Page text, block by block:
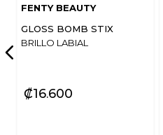
FENTY BEAUTY
GLOSS BOMB STIX
BRILLO LABIAL
₡16600